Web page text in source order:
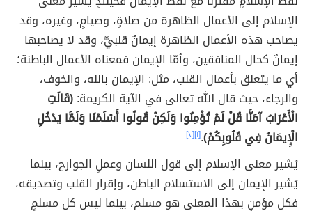
الإسلام إلى الأعمال الظاهرة من صلاةٍ، وصيامٍ، وغيره، وقد
يصاحب هذه الأعمال الظاهرة إيمانٌ قلبيٌّ، وقد لا يصاحبها
إيمانٌ كحال المنافقين، وأمّا الإيمان فمعناه الأعمال الباطنة؛
أي ما يتعلق بأعمال القلب، مثل: الإيمان بالله، والخوف،
والرجاء، حيث قال الله تعالى في الآية الكريمة:(قَالَتِ
الْأَعْرَابُ آمَنَّا قُلْ لَمْ تُؤْمِنُوا وَلَكِنْ قُولُوا أَسْلَمْنَا وَلَمَّا يَدْخُلِ
الْإِيمَانُ فِي قُلُوبِكُمْ).[١] [٢]
يُشير معنى الإسلام إلى قول اللسان وعملِ الجوارح، بينما
يُشير الإيمان إلى الاستسلام الباطن، وإقرار القلب وتصديقه،
فكل مؤمنٍ بهذا المعنى هو مسلم، بينما ليس كل مسلمٍ